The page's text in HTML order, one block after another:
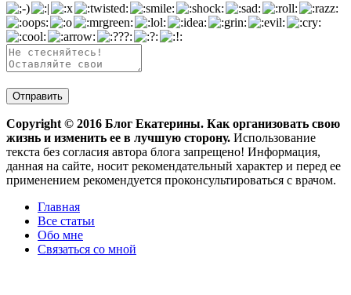
Copyright © 2016 Блог Екатерины. Как организовать свою
жизнь и изменить ее в лучшую сторону. Использование
текста без согласия автора блога запрещено! Информация,
данная на сайте, носит рекомендательный характер и перед ее
применением рекомендуется проконсультироваться с врачом.
Главная
Все статьи
Обо мне
Связаться со мной